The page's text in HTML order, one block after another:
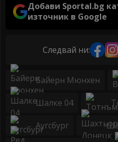
Добави Sportal.bg
източник в Google
Следвай ни:
Байерн Мюнхен
Шалке 04
Аугсбург